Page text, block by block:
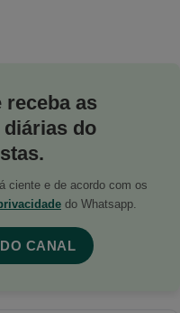
receba as
do
ciente e de acordo com os
do Whatsapp.
CANAL